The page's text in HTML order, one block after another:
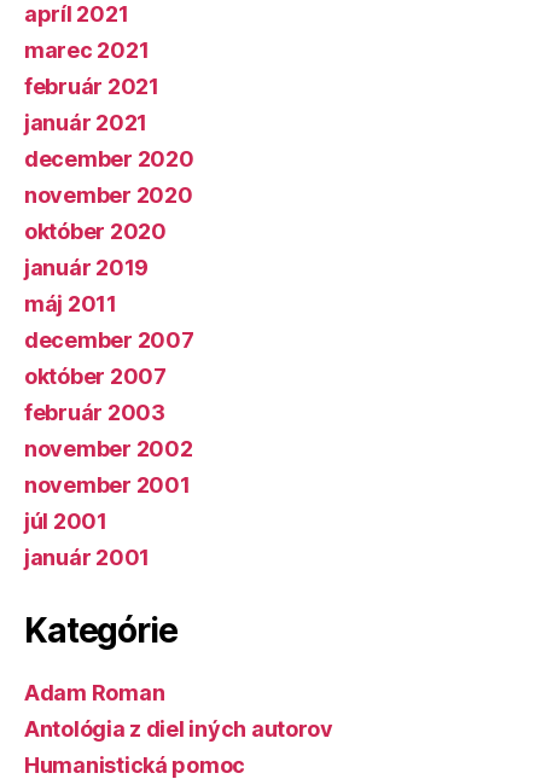
apríl 2021
marec 2021
február 2021
január 2021
december 2020
november 2020
október 2020
január 2019
máj 2011
december 2007
október 2007
február 2003
november 2002
november 2001
júl 2001
január 2001
Kategórie
Adam Roman
Antológia z diel iných autorov
Humanistická pomoc